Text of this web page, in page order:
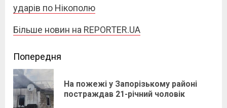
ударів по Нікополю
Більше новин на REPORTER.UA
Continue
Reading
Попередня
На пожежі у Запорізькому районі
постраждав 21-річний чоловік